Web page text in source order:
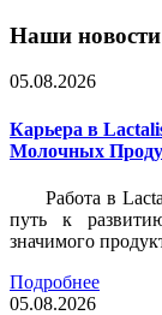
Наши новости
05.08.2026
Карьера в
Молочных
Работа в
путь к
значимого
Подробнее
05.08.2026